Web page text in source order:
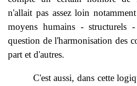
n'allait pas assez loin
moyens humains - structurels
question de l'harmonisation des
part et d'autres.
C'est aussi, dans cette